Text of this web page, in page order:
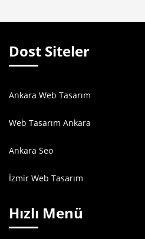
Dost Siteler
Ankara Web Tasarım
Web Tasarım Ankara
Ankara Seo
İzmir Web Tasarım
Hızlı Menü